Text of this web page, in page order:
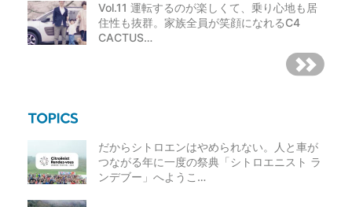
Vol.11 運転するのが楽しくて、乗り心地も居
住性も抜群。家族全員が笑顔になれるC4
CACTUS…
だからシトロエンはやめられない。人と車が
つながる年に一度の祭典「シトロエニスト ラ
ンデブー」へようこ…